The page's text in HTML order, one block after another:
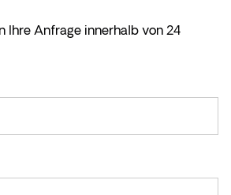
Ihre Anfrage innerhalb von 24